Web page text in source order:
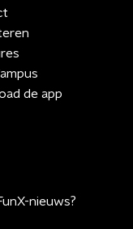
de app
nieuws?